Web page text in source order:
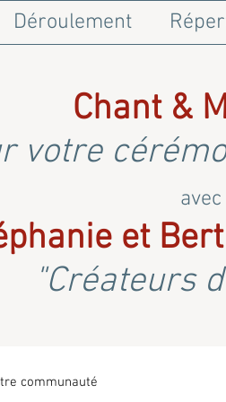
Déroulement
Chant &
votre
avec
et
"Créateurs
communauté